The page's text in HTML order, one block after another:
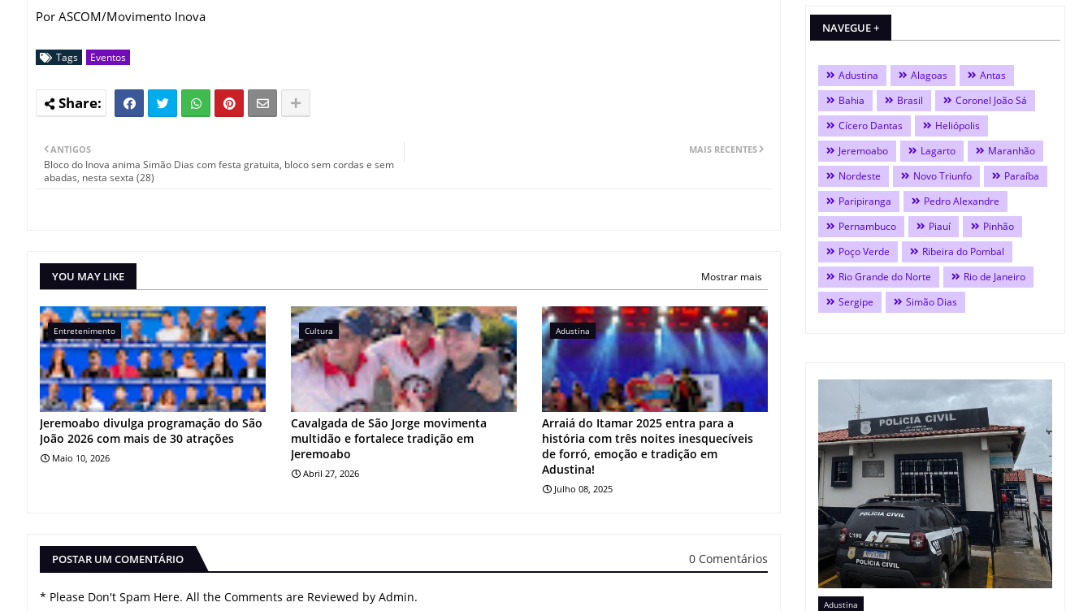
Por ASCOM/Movimento Inova
Tags Eventos
MAIS RECENTES
ANTIGOS
Bloco do Inova anima Simão Dias com festa gratuita, bloco sem cordas e sem
abadas, nesta sexta (28)
YOU MAY LIKE Mostrar mais
Entretenimento
Jeremoabo divulga programação do São
João 2026 com mais de 30 atrações
Maio 10, 2026
Cultura
Cavalgada de São Jorge movimenta
multidão e fortalece tradição em
Jeremoabo
Abril 27, 2026
Adustina
Arraiá do Itamar 2025 entra para a
história com três noites inesquecíveis
de forró, emoção e tradição em
Adustina!
Julho 08, 2025
POSTAR UM COMENTÁRIO 0 Comentários
* Please Don't Spam Here. All the Comments are Reviewed by Admin.
NAVEGUE +
Adustina Alagoas
Antas
Bahia
Brasil
Coronel João Sá
Cícero Dantas
Heliópolis
Jeremoabo
Lagarto
Maranhão
Nordeste
Novo Triunfo
Paraíba
Paripiranga
Pedro Alexandre
Pernambuco
Piauí
Pinhão
Poço Verde
Ribeira do Pombal
Rio Grande do Norte
Rio de Janeiro
Sergipe
Simão Dias
Adustina